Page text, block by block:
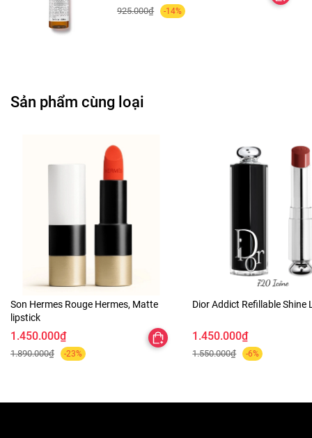
925.000₫ -14%
Sản phẩm cùng loại
Son Hermes Rouge Hermes, Matte
lipstick
1.450.000₫
1.890.000₫ -23%
Dior Addict Refillable Shine
1.450.000₫
1.550.000₫ -6%